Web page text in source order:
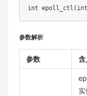
int epoll_ctl ( int
参数解析
参数 含
实